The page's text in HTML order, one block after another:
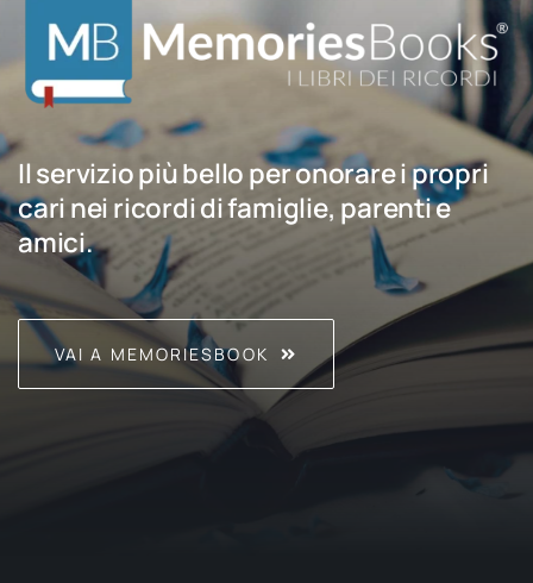
Il servizio più bello per onorare i propri
cari nei ricordi di famiglie, parenti e
amici.
VAI A MEMORIESBOOK